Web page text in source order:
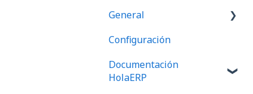
General
Preguntas frecuentes
Configuración
Documentación
HolaERP